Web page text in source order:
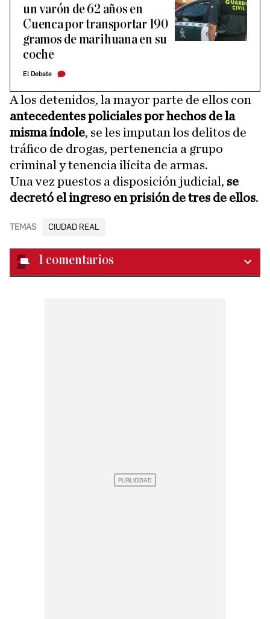
un varón de 62 años en
Cuenca por transportar 190
gramos de marihuana en su
coche
El Debate
A los detenidos, la mayor parte de ellos con
antecedentes policiales por hechos de la
misma índole, se les imputan los delitos de
tráfico de drogas, pertenencia a grupo
criminal y tenencia ilícita de armas.
Una vez puestos a disposición judicial, se
decretó el ingreso en prisión de tres de ellos.
TEMAS CIUDAD REAL
1 comentarios